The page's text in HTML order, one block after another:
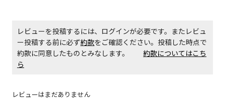
お見積商品です。金額・施工日はお打ち合わせの上、
お見積商品です。金額・施工日はお打ち合わせの上、
レビューを投稿するには、ログインが必要です。またレビュ
ー投稿する前に必ず約款をご確認ください。投稿した時点で
約款に同意したものとみなします。 約款についてはこち
ら
レビューはまだありません